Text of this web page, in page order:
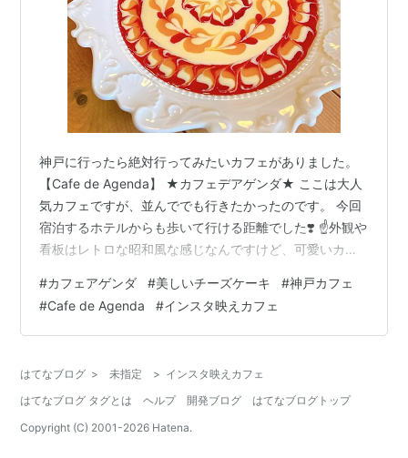
神戸に行ったら絶対行ってみたいカフェがありました。
【Cafe de Agenda】 ★カフェデアゲンダ★ ここは大人
気カフェですが、並んででも行きたかったのです。 今回
宿泊するホテルからも歩いて行ける距離でした❣️ ☝️外観や
看板はレトロな昭和風な感じなんですけど、可愛いカフ
場横に赤いコーンが置いてある場所からフェンス沿いに
並んで待つのです。 窓からスタッフの方が見ていて、席
が空いたら並んでる皆さんを順番にお迎えに来てくれる
は一斉に全員でお店に入れました。 ☝️急な階段を登って
二階に…
#カフェアゲンダ #美しいチーズケーキ #神戸カフェ
#Cafe de Agenda #インスタ映えカフェ
はてなブログ > 未指定 > インスタ映えカフェ
はてなブログ タグとは
ヘルプ 開発ブログ
はてなブログトップ
Copyright (C) 2001-2026 Hatena.